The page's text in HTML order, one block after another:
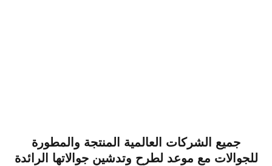
جميع الشركات العالمية المنتجة والمطورة
للجوالات مع موعد لطرح وتدشين جوالاتها الرائدة